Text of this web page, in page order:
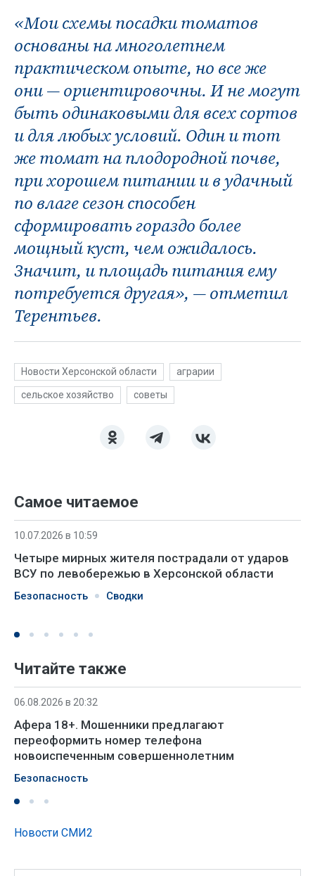
«Мои схемы посадки томатов
основаны на многолетнем
практическом опыте, но все же
они — ориентировочны. И не могут
быть одинаковыми для всех сортов
и для любых условий. Один и тот
же томат на плодородной почве,
при хорошем питании и в удачный
по влаге сезон способен
сформировать гораздо более
мощный куст, чем ожидалось.
Значит, и площадь питания ему
потребуется другая», — отметил
Терентьев.
Новости Херсонской области аграрии
сельское хозяйство советы
Самое читаемое
10.07.2026 в 10:59
Четыре мирных жителя пострадали от ударов
ВСУ по левобережью в Херсонской области
Безопасность Сводки
Читайте также
06.08.2026 в 20:32
Афера 18+. Мошенники предлагают
переоформить номер телефона
новоиспеченным совершеннолетним
Безопасность
Новости СМИ2